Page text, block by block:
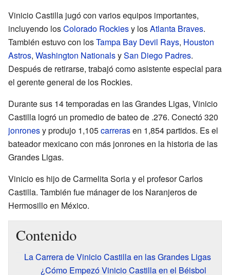
Vinicio Castilla jugó con varios equipos importantes,
incluyendo losColorado Rockiesy losAtlanta Braves.
También estuvo con losTampa Bay Devil Rays, Houston
Astros, Washington NationalsySan Diego Padres.
Después de retirarse, trabajó como asistente especial para
el gerente general de los Rockies.
Durante sus 14 temporadas en las Grandes Ligas, Vinicio
Castilla logró un promedio de bateo de .276. Conectó 320
jonronesy produjo 1,105carrerasen 1,854 partidos. Es el
bateador mexicano con más jonrones en la historia de las
Grandes Ligas.
Vinicio es hijo de Carmelita Soria y el profesor Carlos
Castilla. También fue mánager de los Naranjeros de
Hermosillo en México.
Contenido
La Carrera de Vinicio Castilla en las Grandes Ligas
¿Cómo Empezó Vinicio Castilla en el Béisbol